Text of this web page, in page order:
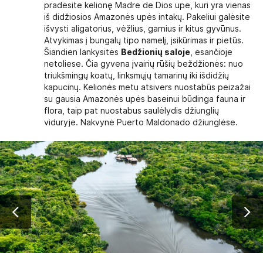
pradėsite kelionę Madre de Dios upe, kuri yra vienas
iš didžiosios Amazonės upės intakų. Pakeliui galėsite
išvysti aligatorius, vėžlius, garnius ir kitus gyvūnus.
Atvykimas į bungalų tipo namelį, įsikūrimas ir pietūs.
Šiandien lankysitės Bedžionių saloje, esančioje
netoliese. Čia gyvena įvairių rūšių beždžionės: nuo
triukšmingų koatų, linksmųjų tamarinų iki išdidžių
kapucinų. Kelionės metu atsivers nuostabūs peizažai
su gausia Amazonės upės baseinui būdinga fauna ir
flora, taip pat nuostabus saulėlydis džiunglių
viduryje. Nakvynė Puerto Maldonado džiunglėse.